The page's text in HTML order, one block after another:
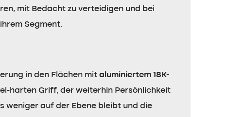
mit Bedacht zu verteidigen und bei
Segment.
in den Flächen mit aluminiertem 18K-
harten Griff, der weiterhin Persönlichkeit
weniger auf der Ebene bleibt und die